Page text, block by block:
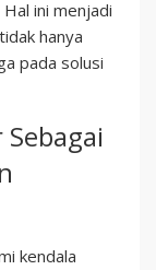
ini menjadi
hanya
pada solusi
kendala